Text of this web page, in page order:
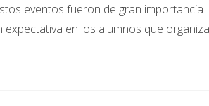
eventos fueron de gran importancia
en los alumnos que